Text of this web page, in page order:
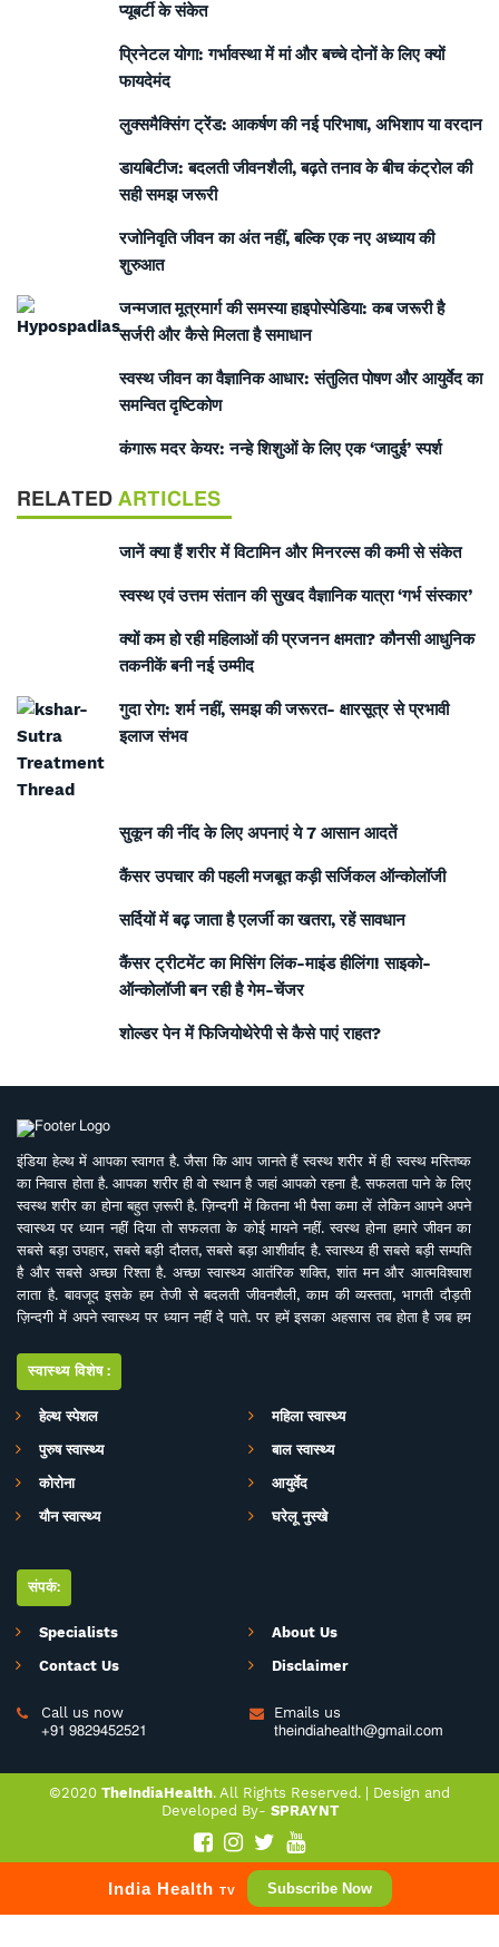
प्यूबर्टी के संकेत
प्रिनेटल योगा: गर्भावस्था में मां और बच्चे दोनों के लिए क्यों
फायदेमंद
लुक्समैक्सिंग ट्रेंड: आकर्षण की नई परिभाषा, अभिशाप या वरदान
डायबिटीज: बदलती जीवनशैली, बढ़ते तनाव के बीच कंट्रोल की
सही समझ जरूरी
रजोनिवृति जीवन का अंत नहीं, बल्कि एक नए अध्याय की
शुरुआत
जन्मजात मूत्रमार्ग की समस्या हाइपोस्पेडिया: कब जरूरी है
सर्जरी और कैसे मिलता है समाधान
स्वस्थ जीवन का वैज्ञानिक आधार: संतुलित पोषण और आयुर्वेद का
समन्वित दृष्टिकोण
कंगारू मदर केयर: नन्हे शिशुओं के लिए एक ‘जादुई’ स्पर्श
RELATED ARTICLES
जानें क्या हैं शरीर में विटामिन और मिनरल्स की कमी से संकेत
स्वस्थ एवं उत्तम संतान की सुखद वैज्ञानिक यात्रा ‘गर्भ संस्कार’
क्यों कम हो रही महिलाओं की प्रजनन क्षमता? कौनसी आधुनिक
तकनीकें बनी नई उम्मीद
गुदा रोग: शर्म नहीं, समझ की जरूरत- क्षारसूत्र से प्रभावी
इलाज संभव
सुकून की नींद के लिए अपनाएं ये 7 आसान आदतें
कैंसर उपचार की पहली मजबूत कड़ी सर्जिकल ऑन्कोलॉजी
सर्दियों में बढ़ जाता है एलर्जी का खतरा, रहें सावधान
कैंसर ट्रीटमेंट का मिसिंग लिंक-माइंड हीलिंग! साइको-
ऑन्कोलॉजी बन रही है गेम-चेंजर
शोल्डर पेन में फिजियोथेरेपी से कैसे पाएं राहत?
इंडिया हेल्थ में आपका स्वागत है. जैसा कि आप जानते हैं स्वस्थ शरीर में ही स्वस्थ मस्तिष्क
का निवास होता है. आपका शरीर ही वो स्थान है जहां आपको रहना है. सफलता पाने के लिए
स्वस्थ शरीर का होना बहुत ज़रूरी है. ज़िन्दगी में कितना भी पैसा कमा लें लेकिन आपने अपने
स्वास्थ्य पर ध्यान नहीं दिया तो सफलता के कोई मायने नहीं. स्वस्थ होना हमारे जीवन का
सबसे बड़ा उपहार, सबसे बड़ी दौलत, सबसे बड़ा आशीर्वाद है. स्वास्थ्य ही सबसे बड़ी सम्पति
है और सबसे अच्छा रिश्ता है. अच्छा स्वास्थ्य आतंरिक शक्ति, शांत मन और आत्मविश्वाश
लाता है. बावजूद इसके हम तेजी से बदलती जीवनशैली, काम की व्यस्तता, भागती दौड़ती
ज़िन्दगी में अपने स्वास्थ्य पर ध्यान नहीं दे पाते. पर हमें इसका अहसास तब होता है जब हम
सर्वे सन्तु निरामया की परिकल्पना को साकार करने के मकसद से इस डिजिटल मीडिया
प्लेटफाॅर्म की परिकल्पना की गई है. जहां स्वास्थ्य विशेषज्ञों के साथ पत्रकारों, शोधकर्ताओं,
चिकित्सकों की एक बेहतर टीम विभिन्न बीमारियों और उनके इलाज, विशेषज्ञों की राय, नवीन
जागरूकता के ​मिशन के साथ आपसे जुड़ रही है. जिसका मकसद सिर्फ और सिर्फ आपको
स्वास्थ्य सूचना और जानकारी प्रदान करना है. उम्मीद ही नहीं पूरा भरोसा है आप पूरी
सावधानी के साथ स्वास्थ्य से जुड़ी जानकारियां द इंडिया हेल्थ के मार्फत प्राप्त करेंगेे और
बिना चिकित्सकीय सलाह या हेल्थ एक्सपर्ट के परामर्श के इनका अनुसरण करने से भी बचेंगे.
स्वास्थ्य विशेष:
हेल्थ स्पेशल
महिला स्वास्थ्य
पुरुष स्वास्थ्य
बाल स्वास्थ्य
कोरोना
आयुर्वेद
यौन स्वास्थ्य
घरेलू नुस्खे
संपर्क:
Specialists
About Us
Contact Us
Disclaimer
 Call us now
+91 9829452521
 Emails us
theindiahealth@gmail.com
©2020 TheIndiaHealth. All Rights Reserved. | Design and
Developed By- SPRAYNT
India Health TV Subscribe Now